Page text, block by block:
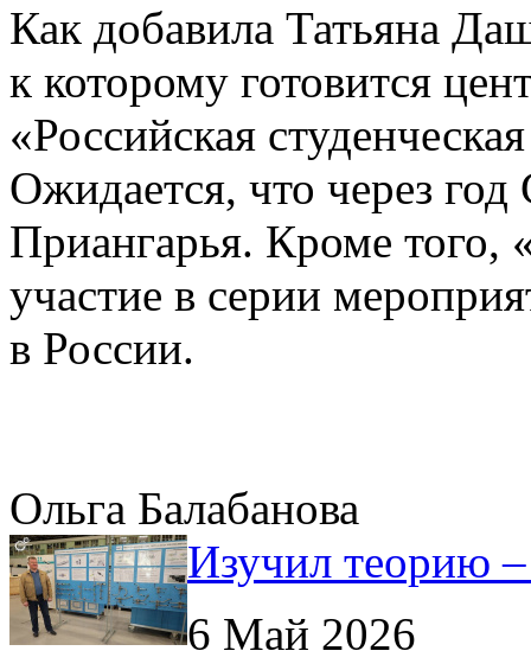
Как добавила Татьяна
к которому готовится
«Российская
Ожидается, что через
Приангарья. Кроме того,
участие в серии
в России.
Ольга Балабанова
Изучил теорию –
6 Май 2026